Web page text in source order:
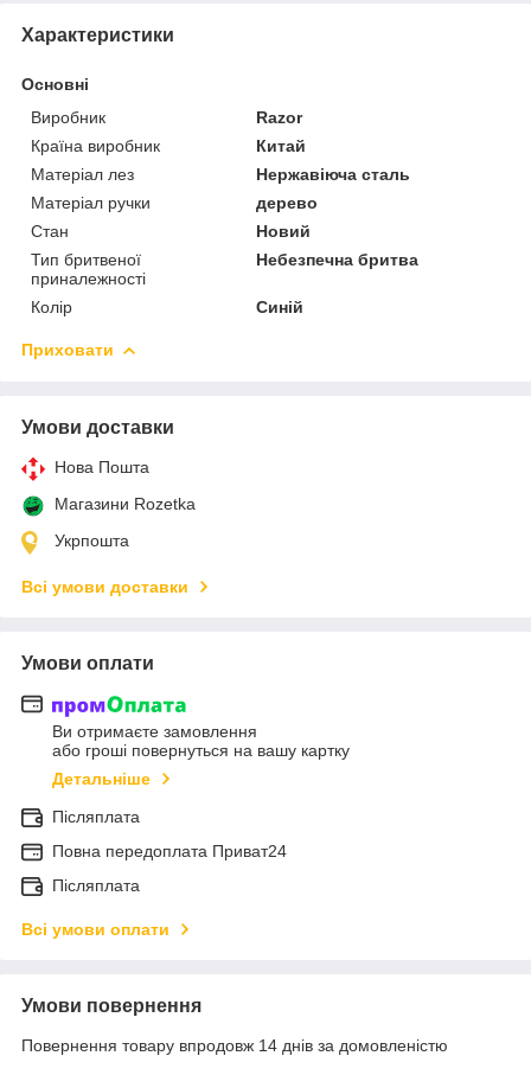
Характеристики
Основні
Виробник
Razor
Країна виробник
Китай
Матеріал лез
Нержавіюча сталь
Матеріал ручки
дерево
Стан
Новий
Тип бритвеної
приналежності
Небезпечна бритва
Колір Синій
Приховати
Умови доставки
Нова Пошта
Магазини Rozetka
Укрпошта
Всі умови доставки
Умови оплати
Ви отримаєте замовлення
або гроші повернуться на вашу картку
Детальніше
Післяплата
Повна передоплата Приват24
Післяплата
Всі умови оплати
Умови повернення
Повернення товару впродовж 14 днів за домовленістю